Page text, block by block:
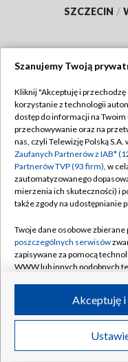
SZCZECIN /
Abonament TVP
Emisja w TVP
Centrum informacji
Naziemna Telewizja
Rada Programowa
System NOS
Informacje o nadawcy
Program dla prasy
Ogłoszenie
©2026
Szanujemy Twoją
Kliknij "Akceptuję i
korzystanie z technologii
dostęp do informacji na
przechowywanie oraz na
nas, czyli Telewizję Polską
Zaufanych Partnerów z IAB*
Partnerów TVP (93 firm), w
zautomatyzowanego
mierzenia ich skuteczności) i
także zgody na udostępnianie
Twoje dane osobowe
poszczególnych serwisów
zapisywane za pomocą
WWW lub innych podobnych
ruchu w Internecie.
Twoje dane osobowe
poszczególnych serwisówna
Akceptuję i